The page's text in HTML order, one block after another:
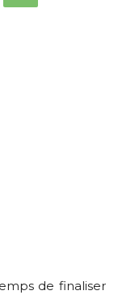
de finaliser